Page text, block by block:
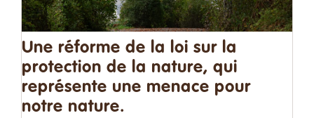
Une réforme de la loi sur la
protection de la nature, qui
représente une menace pour
notre nature.